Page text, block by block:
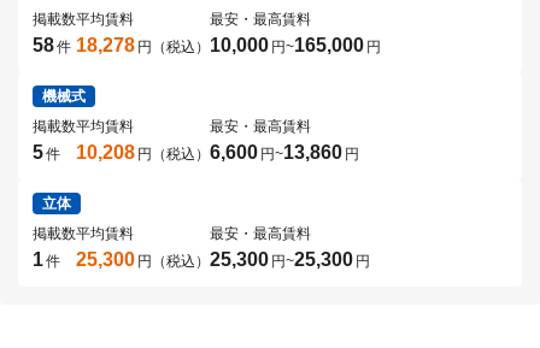
掲載数
58件
平均賃料
18,278 円（税込）
最安・最高賃料
10,000 円~165,000 円
機械式
掲載数
5件
平均賃料
10,208 円（税込）
最安・最高賃料
6,600 円~13,860 円
立体
掲載数
1件
平均賃料
25,300 円（税込）
最安・最高賃料
25,300 円~25,300 円